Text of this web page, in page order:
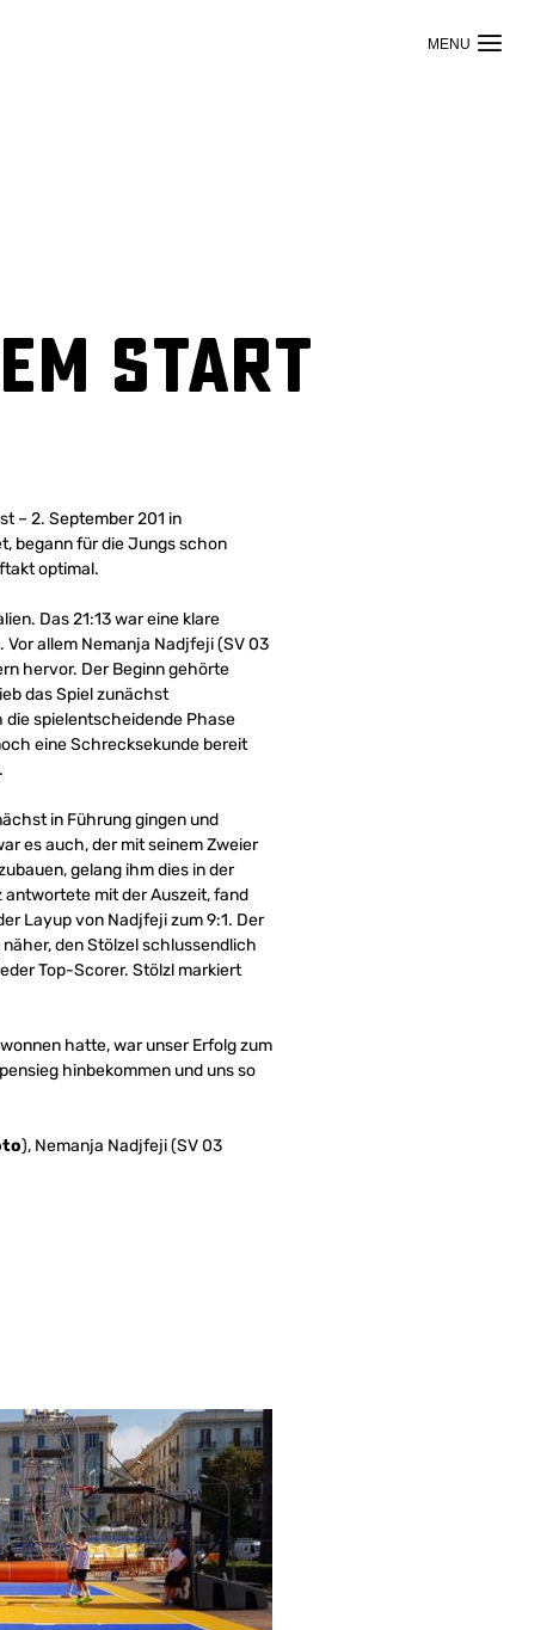
Start
– 2. September 201 in
begann für die Jungs schon
optimal.
Das 21:13 war eine klare
allem Nemanja Nadjfeji (SV 03
hervor. Der Beginn gehörte
das Spiel zunächst
spielentscheidende Phase
eine Schrecksekunde bereit
in Führung gingen und
es auch, der mit seinem Zweier
gelang ihm dies in der
antwortete mit der Auszeit, fand
Layup von Nadjfeji zum 9:1. Der
den Stölzel schlussendlich
Top-Scorer. Stölzl markiert
hatte, war unser Erfolg zum
hinbekommen und uns so
), Nemanja Nadjfeji (SV 03